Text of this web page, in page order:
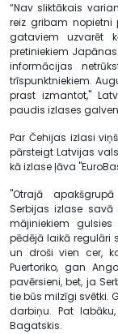
“Nav sliktākais
reiz gribam nopietni
gataviem uzvarēt
pretiniekiem
informācijas
trīspunktniekiem.
prast izmantot,"
paudis izlases
Par Čehijas izlasi
pārsteigt Latvijas
kā izlase ļāva
"Otrajā
Serbijas izlase
mājiniekiem gulsies
pēdējā laikā regulāri
un droši vien cer,
Puertoriko, gan
pavērsieni, bet, ja
tie būs milzīgi svētki.
darbiņu. Pat
Bagatskis.